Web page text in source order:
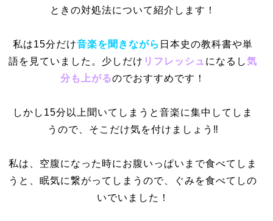
ときの対処法について紹介します！
私は15分だけ音楽を聞きながら 日本史の教科書や単
語を見ていました。少しだけ リフレッシュ になるし気
分も上がるのでおすすめです！
しかし15分以上聞いてしまうと音楽に集中してしま
うので、そこだけ気を付けましょう‼
私は、空腹になった時にお腹いっぱいまで食べてしま
うと、眠気に繋がってしまうので、ぐみを食べてしの
いでいました！